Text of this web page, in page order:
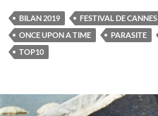
BILAN 2019 FESTIVAL DE CANNES
ONCE UPON A TIME
PARASITE
TOP10